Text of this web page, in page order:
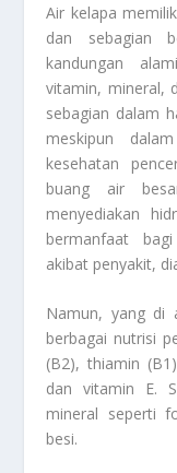
Air kelapa
dan sebagian
kandungan
vitamin, mineral,
sebagian dalam
meskipun
kesehatan
buang air
menyediakan
bermanfaat
akibat penyakit,
Namun, yang di
berbagai nutrisi
(B2), thiamin
dan vitamin E.
mineral seperti
besi.